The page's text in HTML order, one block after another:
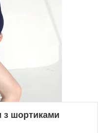
з шортиками